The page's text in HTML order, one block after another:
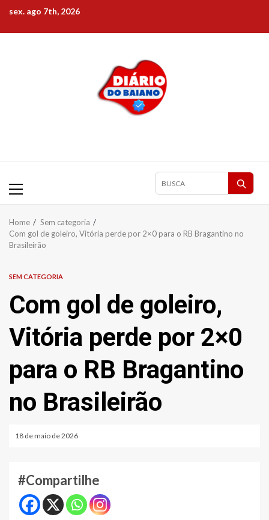
content
sex. ago 7th, 2026
Primary
Pesquisar
Home
Sem categoria
Com gol de goleiro, Vitória perde por 2×0 para o RB Bragantino no
Brasileirão
SEM CATEGORIA
Com gol de goleiro,
Vitória perde por 2×0
para o RB Bragantino
no Brasileirão
18 de maio de 2026
#Compartilhe